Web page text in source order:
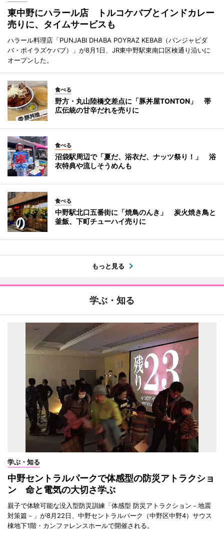
東中野にハラール店 トルコケバブとインドカレー
売りに、タイムサービスも
ハラール料理店「PUNJABI DHABA POYRAZ KEBAB（パンジャビダ
バ・ポイラズケバブ）」が8月1日、JR東中野駅東南口区検通り沿いに
オープンした。
食べる
野方・丸山陸橋交差点に「豚丼屋TONTON」 帯
広伝統の甘辛だれを売りに
食べる
沼袋駅周辺で「夏だ、浴衣だ、ナッツ祭り！」 浴
衣特典や流しそうめんも
食べる
中野駅北口五番街に「焼鳥のんき」 炭火焼き鳥と
釜飯、下町チューハイ売りに
もっと見る
学ぶ・知る
学ぶ・知る
中野セントラルパークで体感型の防災アトラクショ
ン 命と電気の大切さ学ぶ
親子で体験可能な没入型防災訓練「体感型 防災アトラクション－地震
対策篇－」が8月22日、中野セントラルパーク（中野区中野4）サウス
棟地下1階・カンファレンスホールで開催される。